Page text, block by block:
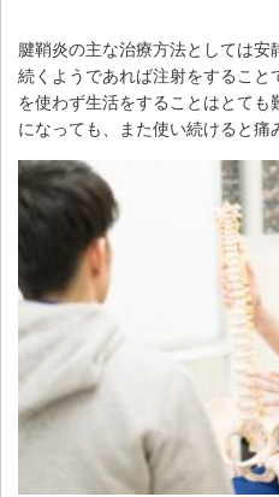
腱鞘炎の主な治療方法としては
続くようであれば注射をするこ
を使わず生活をすることはとて
になっても、また使い続けると痛